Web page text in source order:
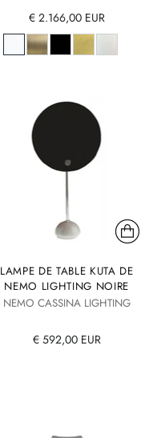
€ 2.166,00 EUR
LAMPE DE TABLE KUTA DE
NEMO LIGHTING NOIRE
NEMO CASSINA LIGHTING
€ 592,00 EUR